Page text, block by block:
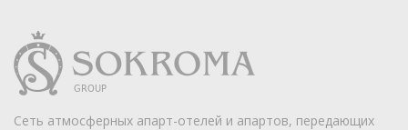
Сеть атмосферных апарт-отелей и апартов, передающих